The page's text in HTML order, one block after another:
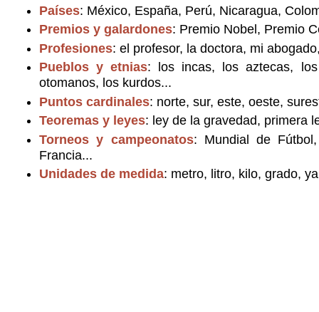
Países: México, España, Perú, Nicaragua,
Premios y galardones: Premio Nobel, Premio
Profesiones: el profesor, la doctora, mi
Pueblos y etnias: los incas, los aztecas,
otomanos, los kurdos...
Puntos cardinales: norte, sur, este, oeste,
Teoremas y leyes: ley de la gravedad, primera
Torneos y campeonatos: Mundial de
Francia...
Unidades de medida: metro, litro, kilo, grado,